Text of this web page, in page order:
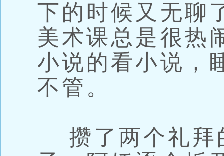
下的时候又无聊
美术课总是很热
小说的看小说，
不管。
攒了两个礼拜